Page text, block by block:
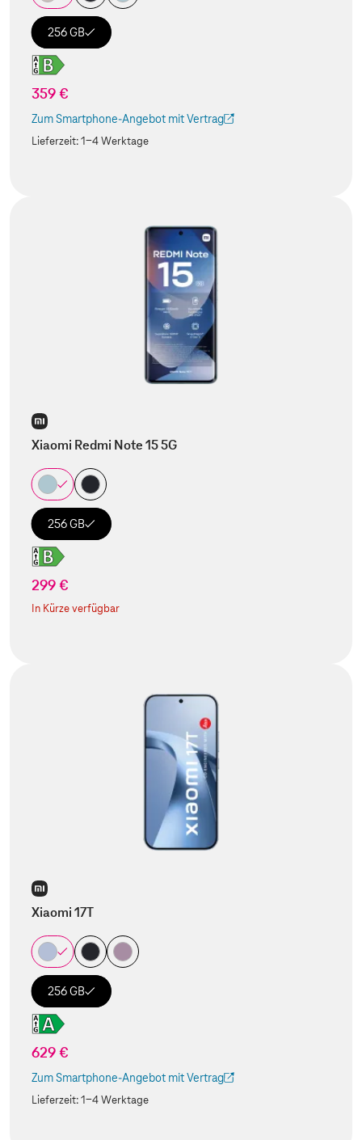
256 GB
359 €
Zum Smartphone-Angebot mit Vertrag
(Der Link wird in einem neuen Tab geöffnet)
Lieferzeit:1-4 Werktage
Xiaomi Redmi Note 15 5G
256 GB
299 €
In Kürze verfügbar
Xiaomi 17T
256 GB
629 €
Zum Smartphone-Angebot mit Vertrag
(Der Link wird in einem neuen Tab geöffnet)
Lieferzeit:1-4 Werktage